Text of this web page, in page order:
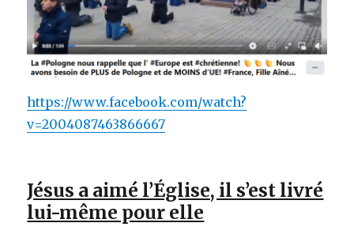
https://www.facebook.com/watch?
v=2004087463866667
Jésus a aimé l’Église, il s’est livré
lui-même pour elle